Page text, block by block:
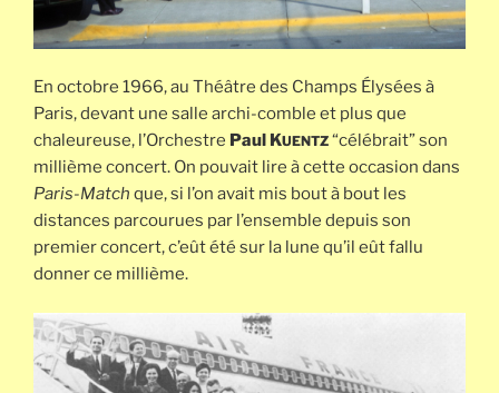
En octobre 1966, au Théâtre des Champs Élysées à
Paris, devant une salle archi-comble et plus que
chaleureuse, l’Orchestre Paul KUENTZ “célébrait” son
millième concert. On pouvait lire à cette occasion dans
Paris-Match que, si l’on avait mis bout à bout les
distances parcourues par l’ensemble depuis son
premier concert, c’eût été sur la lune qu’il eût fallu
donner ce millième.